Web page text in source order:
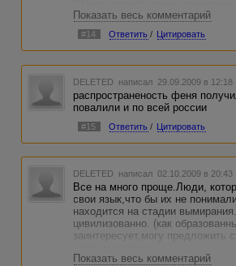
воре "своего", доказывать его
признаками, которыми вор
свое воровское достоинство:
среде одежда, походка,
даже несмотря на явный вред,
Не понять какого-либо
Показать весь комментарий
#14 Ответить / Цитировать
DELETED написал 29.09.2009 в 12:18
распространеность феня
повалили и по всей россии
#15 Ответить / Цитировать
DELETED написал 02.10.2009 в 20:43
Все на много проще.Люди,
свои язык,что бы их не
находится на стадии
цивилизованно. (как
заинтересует,могу
Показать весь комментарий